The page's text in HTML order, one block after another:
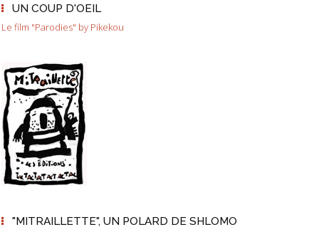
UN COUP D'OEIL
Le film "Parodies" by Pikekou
"MITRAILLETTE", UN POLARD DE SHLOMO